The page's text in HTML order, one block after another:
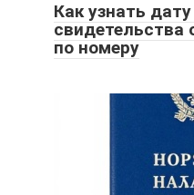
Как узнать
свидетельства
по номеру